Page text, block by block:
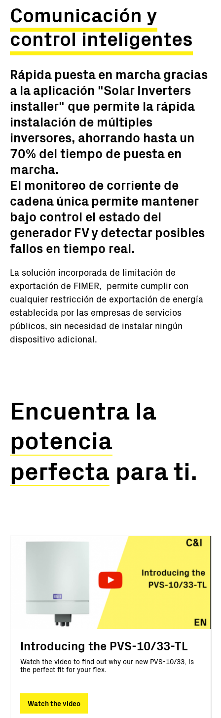
Comunicación y
control inteligentes
Rápida puesta en marcha gracias
a la aplicación "Solar Inverters
installer" que permite la rápida
instalación de múltiples
inversores, ahorrando hasta un
70% del tiempo de puesta en
marcha.
El monitoreo de corriente de
cadena única permite mantener
bajo control el estado del
generador FV y detectar posibles
fallos en tiempo real.
La solución incorporada de limitación de
exportación de FIMER, permite cumplir con
cualquier restricción de exportación de energía
establecida por las empresas de servicios
públicos, sin necesidad de instalar ningún
dispositivo adicional.
Encuentra la
potencia
perfecta para ti.
Introducing the PVS-10/33-TL
Watch the video to find out why our new PVS-10/33, is
the perfect fit for your flex.
Watch the video